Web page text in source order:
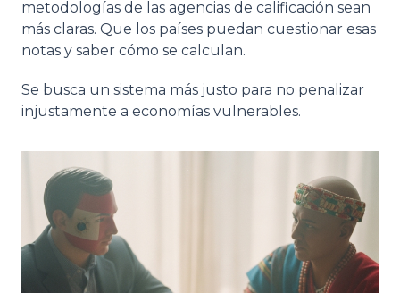
metodologías de las agencias de calificación sean
más claras. Que los países puedan cuestionar esas
notas y saber cómo se calculan.
Se busca un sistema más justo para no penalizar
injustamente a economías vulnerables.